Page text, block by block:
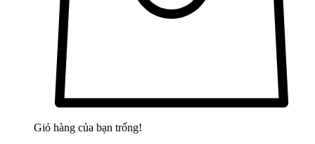
Giỏ hàng của bạn trống!